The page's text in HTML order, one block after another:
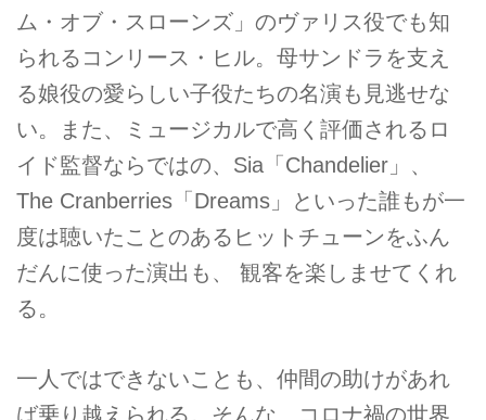
ム・オブ・スローンズ」のヴァリス役でも知
られるコンリース・ヒル。母サンドラを支え
る娘役の愛らしい子役たちの名演も見逃せな
い。また、ミュージカルで高く評価されるロ
イド監督ならではの、Sia「Chandelier」、
The Cranberries「Dreams」といった誰もが一
度は聴いたことのあるヒットチューンをふん
だんに使った演出も、 観客を楽しませてくれ
る。
一人ではできないことも、仲間の助けがあれ
ば乗り越えられる。そんな、コロナ禍の世界